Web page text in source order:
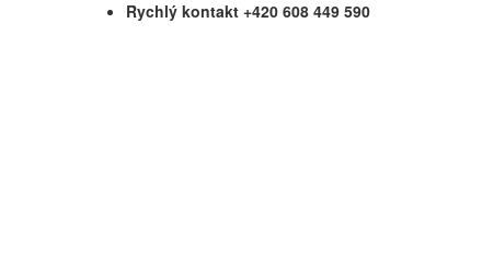
Rychlý kontakt +420 608 449 590